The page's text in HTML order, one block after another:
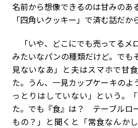
名前から想像できるのは甘みのあ
「四角いクッキー」で済む話だか
「いや、どこにでも売ってるメ
みたいなパンの種類だけど。でも
見ないなあ」と夫はスマホで甘
た。うん、一見カップケーキのよ
っとりはしていない」という。
た。でも『食』は？ テーブルロ
もの？」と聞くと「常食なんか